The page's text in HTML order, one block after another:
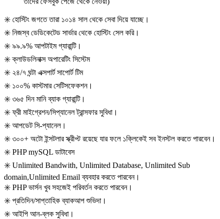
✳️ হোস্টিং জগতে তারা ১০১৪ সাল থেকে সেবা দিয়ে যাচ্ছে।
✳️ নিজস্ব ডেডিকেটেড সার্ভার থেকে হোস্টিং সেল করি।
✳️ ৯৯.৯% আপটাইম গ্যারান্টি।
✳️ক্লাউডলিনাক্স অপারেটিং সিস্টেম
✳️ ২৪/৭ ঘন্টা এক্সপার্ট সাপোর্ট টিম
✳️ ১০০% কাস্টমার সেটিসফেকশন।
✳️ ৩৬৫ দিন মানি ব্যাক গ্যারান্টি।
✳️ফ্রী মাইগ্রেশন/সিপ্যানেল ট্রান্সফার সুবিধা।
✳️ আপডেট সি-প্যানেল।
✳️ ৩০০+ অটো ইন্সটলার স্ক্রীপ্ট রয়েছে যার ফলে ১ক্লিকেই সব ইনস্টল করতে পারবেন।
✳️ PHP mySQL ডাটাবেস
✳️ Unlimited Bandwith, Unlimited Database, Unlimited Sub
domain,Unlimited Email ব্যবহার করতে পারবেন।
✳️ PHP ভার্সন খুব সহজেই পরিবর্তন করতে পারবেন।
✳️ প্রতিদিন/সাপ্তাহিক ব্যাকআপ শুভিদা।
✳️ আইপি আন-ব্লক সুবিধা।